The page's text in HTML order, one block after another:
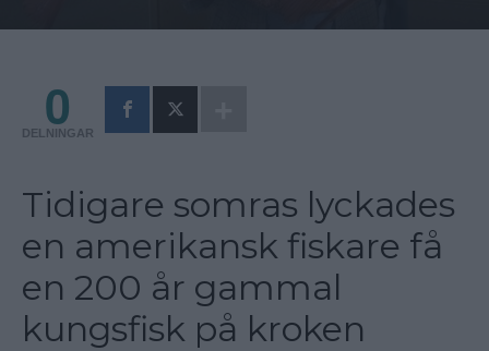
0
DELNINGAR
Tidigare somras lyckades
en amerikansk fiskare få
en 200 år gammal
kungsfisk på kroken